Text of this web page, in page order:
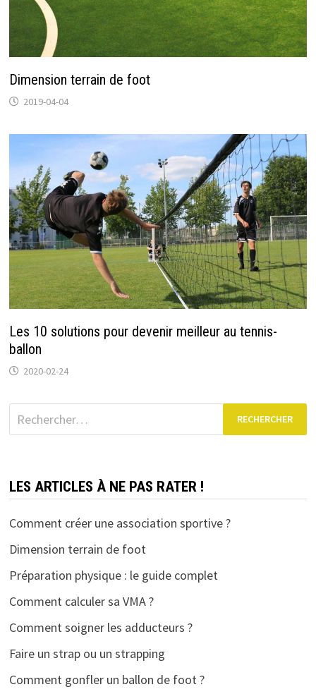
Dimension terrain de foot
2019-04-04
Les 10 solutions pour devenir meilleur au tennis-
ballon
2020-02-24
Rechercher :
LES ARTICLES À NE PAS RATER !
Comment créer une association sportive ?
Dimension terrain de foot
Préparation physique : le guide complet
Comment calculer sa VMA ?
Comment soigner les adducteurs ?
Faire un strap ou un strapping
Comment gonfler un ballon de foot ?